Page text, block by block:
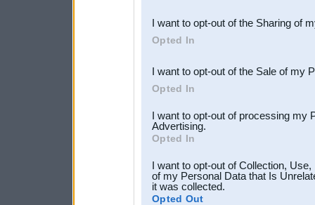
Downstream Participants
third parties.
I want to opt-out of the Sharing of
Opted In
I want to opt-out of the Sale of my
Opted In
I want to opt-out of processing my
Advertising.
Opted In
I want to opt-out of Collection,
of my Personal Data that Is
it was collected.
Opted Out